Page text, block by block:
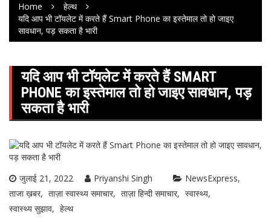
Home
हेल्थ
यदि आप भी टॉयलेट में करते हैं Smart Phone का इस्तेमाल तो हो जाइए
सावधान, पड़ सकता है भारी
यदि आप भी टॉयलेट में करते हैं SMART
PHONE का इस्तेमाल तो हो जाइए सावधान, पड़
सकता है भारी
जुलाई 21, 2022 Priyanshi Singh
NewsExpress
ताजा ख़बर
ताज़ा स्वास्थ्य समाचार ताज़ा हिन्दी समाचार
स्वास्थ्य
स्वास्थ्य सुझाव
हेल्थ